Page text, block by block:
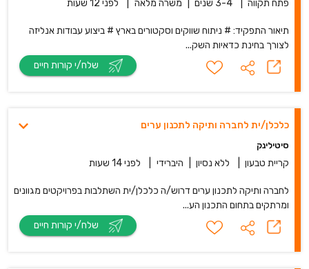
פתח תקווה 3-4 שנים משרה מלאה לפני 12 שעות
תיאור התפקיד: # ניתוח שווקים וסקטורים בארץ # ביצוע עבודות אנליזה
לצורך בחינת כדאיות השק...
כלכלן/ית לחברה ותיקה לתכנון ערים
סיטילינק
קריית טבעון ללא נסיון היברידי לפני 14 שעות
לחברה ותיקה לתכנון ערים דרוש/ה כלכלן/ית השתלבות בפרויקטים מגוונים
ומרתקים בתחום התכנון הע...